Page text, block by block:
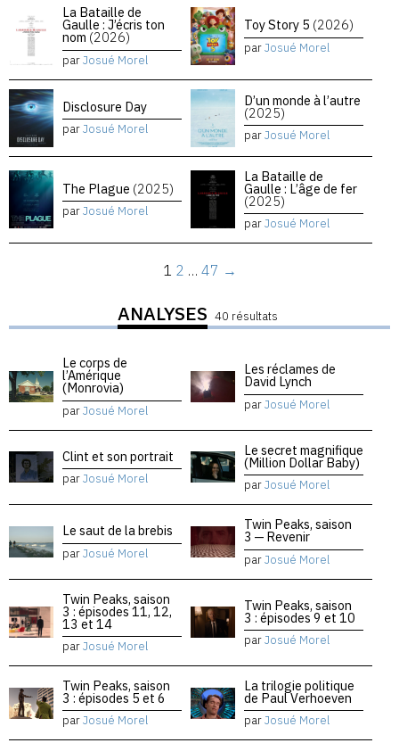
La Bataille de
Gaulle : J’écris ton
nom (2026)
parJosué Morel
Toy Story 5 (2026)
parJosué Morel
Disclosure Day
parJosué Morel
D’un monde à l’autre
(2025)
parJosué Morel
The Plague (2025)
parJosué Morel
La Bataille de
Gaulle : L’âge de fer
(2025)
parJosué Morel
1 2 … 47 →
ANALYSES 40 résultats
Le corps de
l’Amérique
(Monrovia)
parJosué Morel
Les réclames de
David Lynch
parJosué Morel
Clint et son portrait
parJosué Morel
Le secret magnifique
(Million Dollar Baby)
parJosué Morel
Le saut de la brebis
parJosué Morel
Twin Peaks, saison
3 — Revenir
parJosué Morel
Twin Peaks, saison
3 : épisodes 11, 12,
13 et 14
parJosué Morel
Twin Peaks, saison
3 : épisodes 9 et 10
parJosué Morel
Twin Peaks, saison
3 : épisodes 5 et 6
parJosué Morel
La trilogie politique
de Paul Verhoeven
parJosué Morel